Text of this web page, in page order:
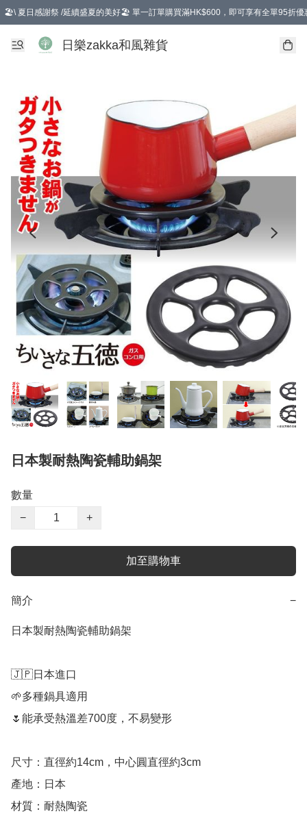
🏖️\ 夏日感謝祭 /延續盛夏的美好🏖️ 單一訂單購買滿HK$600，即可享有全單95折優
選擇GoGoX住宅/工商地址配送，單一訂單消費購物滿HK$680(折扣後），可享有
日樂zakka和風雜貨
日本製耐熱陶瓷輔助鍋架
數量
−
+
加至購物車
簡介 −
日本製耐熱陶瓷輔助鍋架
🇯🇵日本進口
🌱多種鍋具適用
🌷能承受熱溫差700度，不易變形
尺寸：直徑約14cm，中心圓直徑約3cm
產地：日本
材質：耐熱陶瓷